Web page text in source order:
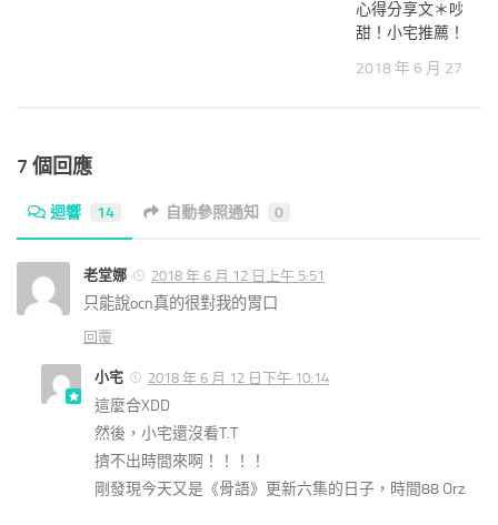
心得分享文＊吵架
甜！小宅推薦！
2018 年 6 月 27 日
7 個回應
迴響 14 自動參照通知 0
老堂娜 2018 年 6 月 12 日上午 5:51
只能說ocn真的很對我的胃口
回覆
小宅 2018 年 6 月 12 日下午 10:14
這麼合XDD
然後，小宅還沒看T.T
擠不出時間來啊！！！！
剛發現今天又是《骨語》更新六集的日子，時間88 Orz